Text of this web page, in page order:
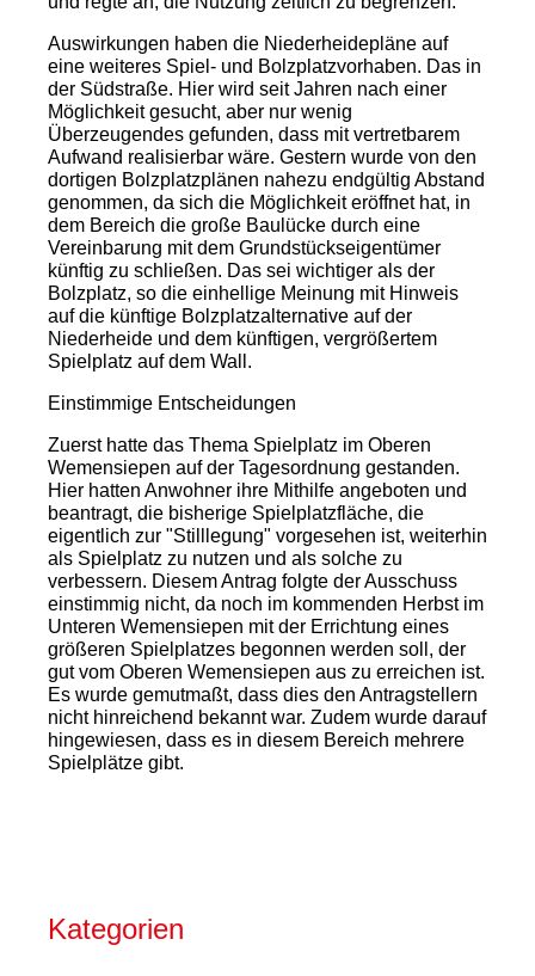
Auswirkungen haben die Niederheidepläne auf
eine weiteres Spiel- und Bolzplatzvorhaben. Das in
der Südstraße. Hier wird seit Jahren nach einer
Möglichkeit gesucht, aber nur wenig
Überzeugendes gefunden, dass mit vertretbarem
Aufwand realisierbar wäre. Gestern wurde von den
dortigen Bolzplatzplänen nahezu endgültig Abstand
genommen, da sich die Möglichkeit eröffnet hat, in
dem Bereich die große Baulücke durch eine
Vereinbarung mit dem Grundstückseigentümer
künftig zu schließen. Das sei wichtiger als der
Bolzplatz, so die einhellige Meinung mit Hinweis
auf die künftige Bolzplatzalternative auf der
Niederheide und dem künftigen, vergrößertem
Spielplatz auf dem Wall.
Einstimmige Entscheidungen
Zuerst hatte das Thema Spielplatz im Oberen
Wemensiepen auf der Tagesordnung gestanden.
Hier hatten Anwohner ihre Mithilfe angeboten und
beantragt, die bisherige Spielplatzfläche, die
eigentlich zur "Stilllegung" vorgesehen ist, weiterhin
als Spielplatz zu nutzen und als solche zu
verbessern. Diesem Antrag folgte der Ausschuss
einstimmig nicht, da noch im kommenden Herbst im
Unteren Wemensiepen mit der Errichtung eines
größeren Spielplatzes begonnen werden soll, der
gut vom Oberen Wemensiepen aus zu erreichen ist.
Es wurde gemutmaßt, dass dies den Antragstellern
nicht hinreichend bekannt war. Zudem wurde darauf
hingewiesen, dass es in diesem Bereich mehrere
Spielplätze gibt.
Kategorien